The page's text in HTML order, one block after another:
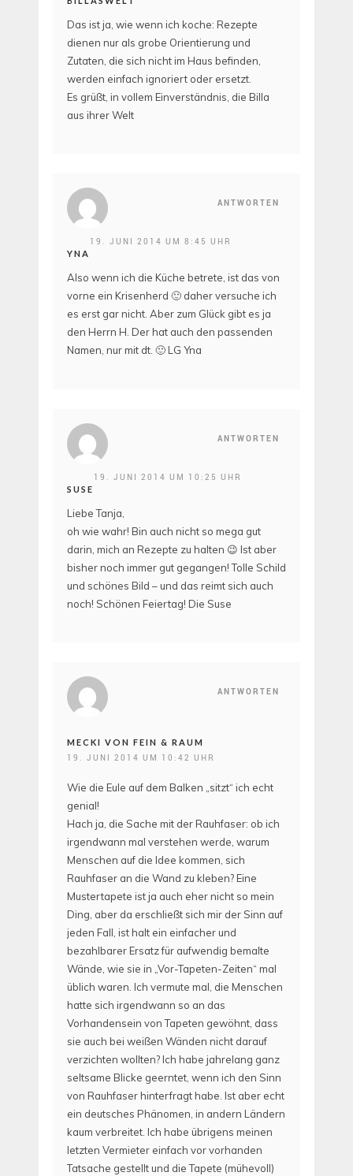
Das ist ja, wie wenn ich koche: Rezepte
dienen nur als grobe Orientierung und
Zutaten, die sich nicht im Haus befinden,
werden einfach ignoriert oder ersetzt.
Es grüßt, in vollem Einverständnis, die Billa
aus ihrer Welt
ANTWORTEN
YNA
19. JUNI 2014 UM 8:45 UHR
Also wenn ich die Küche betrete, ist das von
vorne ein Krisenherd 🙂 daher versuche ich
es erst gar nicht. Aber zum Glück gibt es ja
den Herrn H. Der hat auch den passenden
Namen, nur mit dt. 🙂 LG Yna
ANTWORTEN
SUSE
19. JUNI 2014 UM 10:25 UHR
Liebe Tanja,
oh wie wahr! Bin auch nicht so mega gut
darin, mich an Rezepte zu halten 😉 Ist aber
bisher noch immer gut gegangen! Tolle Schild
und schönes Bild – und das reimt sich auch
noch! Schönen Feiertag! Die Suse
ANTWORTEN
MECKI VON FEIN & RAUM
19. JUNI 2014 UM 10:42 UHR
Wie die Eule auf dem Balken „sitzt“ ich echt
genial!
Hach ja, die Sache mit der Rauhfaser: ob ich
irgendwann mal verstehen werde, warum
Menschen auf die Idee kommen, sich
Rauhfaser an die Wand zu kleben? Eine
Mustertapete ist ja auch eher nicht so mein
Ding, aber da erschließt sich mir der Sinn auf
jeden Fall, ist halt ein einfacher und
bezahlbarer Ersatz für aufwendig bemalte
Wände, wie sie in „Vor-Tapeten-Zeiten“ mal
üblich waren. Ich vermute mal, die Menschen
hatte sich irgendwann so an das
Vorhandensein von Tapeten gewöhnt, dass
sie auch bei weißen Wänden nicht darauf
verzichten wollten? Ich habe jahrelang ganz
seltsame Blicke geerntet, wenn ich den Sinn
von Rauhfaser hinterfragt habe. Ist aber echt
ein deutsches Phänomen, in andern Ländern
kaum verbreitet. Ich habe übrigens meinen
letzten Vermieter einfach vor vorhanden
Tatsache gestellt und die Tapete (mühevoll)